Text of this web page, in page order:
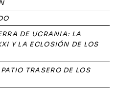
DE UCRANIA: LA
Y LA ECLOSIÓN DE LOS
TRASERO DE LOS